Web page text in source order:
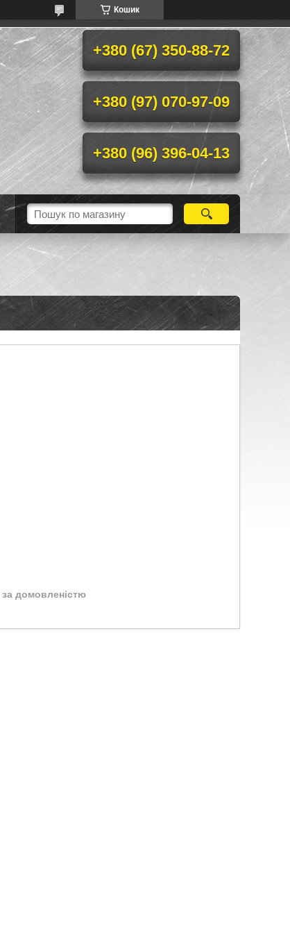
Кошик
+380 (67) 350-88-72
+380 (97) 070-97-09
+380 (96) 396-04-13
за домовленістю